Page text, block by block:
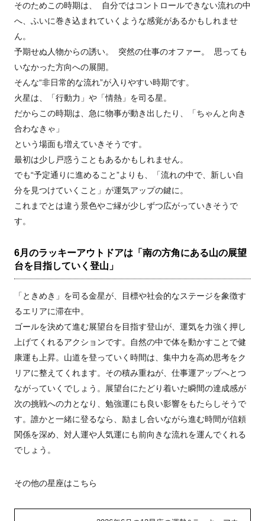
そのためこの時期は、 自分ではコントロールできない流れの中
へ、ふいに巻き込まれていくような感覚があるかもしれませ
ん。
予期せぬ人物からの誘い。 突然の仕事のオファー。 思っても
いなかった方向への展開。
そんな“非日常的な流れ”が入りやすい時期です。
火星は、「行動力」や「情熱」を司る星。
だからこの時期は、急に物事が動き出したり、「ちゃんと向き
合わなきゃ」
という場面も増えていきそうです。
最初は少し戸惑うこともあるかもしれません。
でも“予定通りに進めること”よりも、「流れの中で、新しい自
分を見つけていくこと」が運気アップの鍵に。
これまでとは違う景色やご縁が少しずつ広がっていきそうで
す。
6月のラッキーアウトドアは「南の方角にある山の展望
台を目指していく登山」
「ときめき」を司る金星が、目標や社会的なステージを象徴す
るエリアに滞在中。
ゴールを決めて進む展望台を目指す登山が、運気を力強く押し
上げてくれるアクションです。自然の中で体を動かすことで健
康運も上昇。山道を登っていく時間は、集中力を高め思考をク
リアに整えてくれます。その積み重ねが、仕事運アップへとつ
ながっていくでしょう。展望台にたどり着いた瞬間の達成感が
次の挑戦への力となり、勉強運にも良い影響をもたらしそうで
す。誰かと一緒に登るなら、励まし合いながら進む時間が信頼
関係を深め、対人運や人気運にも前向きな流れを運んでくれる
でしょう。
その他の星座はこちら